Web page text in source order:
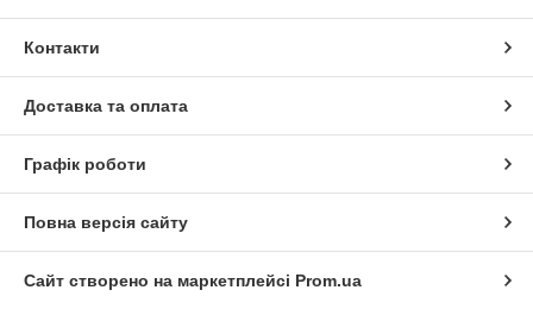
Контакти
Доставка та оплата
Графік роботи
Повна версія сайту
Сайт створено на маркетплейсі Prom.ua